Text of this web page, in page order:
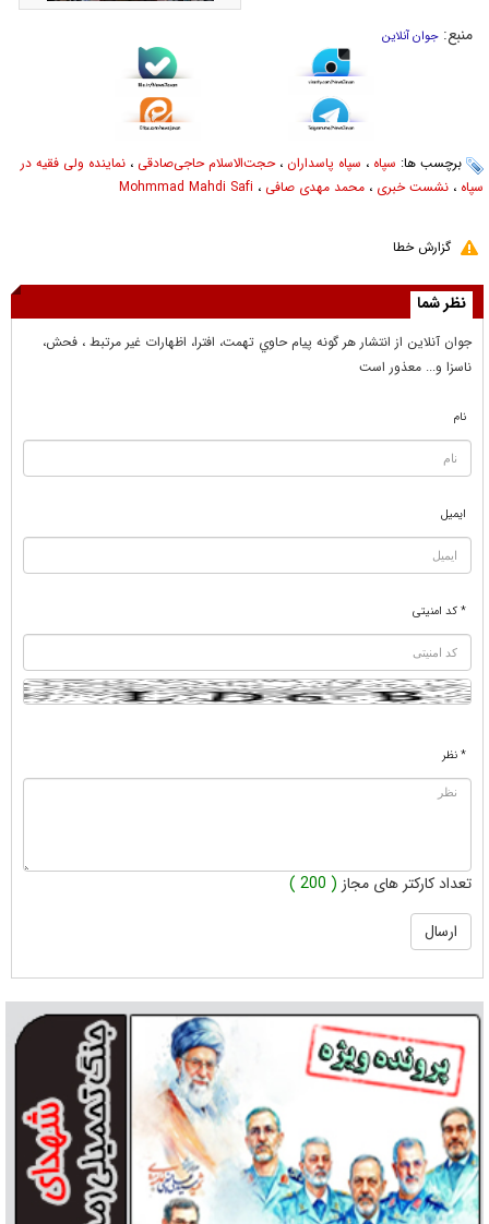
منبع: جوان آنلاین
برچسب ها: سپاه ، سپاه پاسداران ،حجت‌الاسلام حاجی‌صادقی ، نماینده ولی فقیه در
سپاه ، نشست خبری ، محمد مهدی صافی ، Mohmmad Mahdi Safi
گزارش خطا
نظر شما
جوان آنلاين از انتشار هر گونه پيام حاوي تهمت، افترا، اظهارات غير مرتبط ، فحش،
ناسزا و... معذور است
نام
ایمیل
* کد امنیتی
* نظر
تعداد کارکتر های مجاز ( 200 )